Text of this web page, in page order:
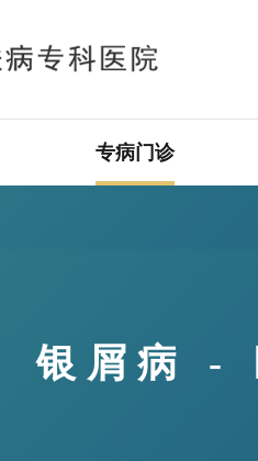
专病门诊
银屑病 -